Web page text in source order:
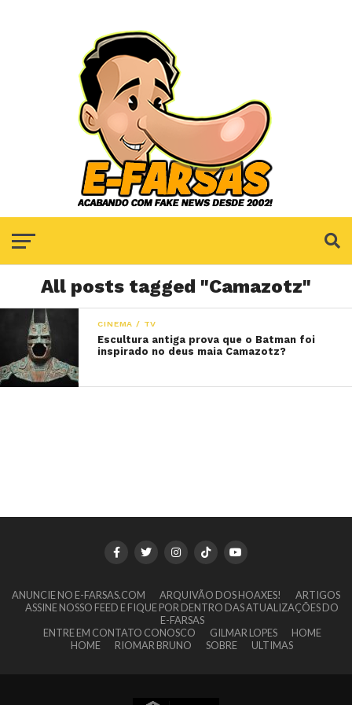
All posts tagged "Camazotz"
CINEMA / TV
Escultura antiga prova que o Batman foi
inspirado no deus maia Camazotz?
ANUNCIE NO E-FARSAS.COM ARQUIVÃO DOS HOAXES!
ARTIGOS
ASSINE NOSSO FEED E FIQUE POR DENTRO DAS ATUALIZAÇÕES DO
E-FARSAS
ENTRE EM CONTATO CONOSCO
GILMAR LOPES
HOME
HOME
RIOMAR BRUNO SOBRE ULTIMAS